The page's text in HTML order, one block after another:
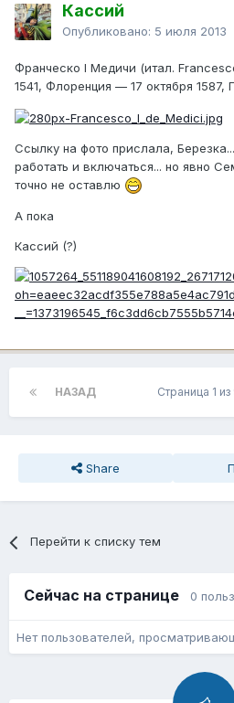
Кассий
Опубликовано: 5 июля 2013
Франческо I Медичи (итал.
1541, Флоренция — 17 октября
Ссылку на фото прислала,
работать и включаться... но явно
точно не оставлю
А пока
Кассий (?)
НАЗАД Страница 1 из
Share
Перейти к списку тем
Сейчас на странице 0
Нет пользователей,